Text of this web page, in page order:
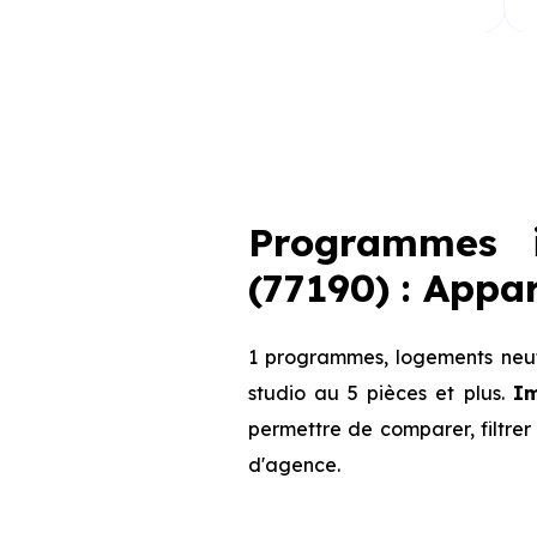
(77190) :
1 programmes, logements
studio au 5 pièces et plus.
permettre de comparer,
d'agence.